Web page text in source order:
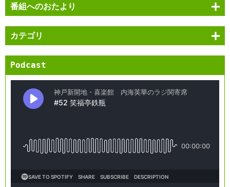
番組へのおたより
カテゴリ
Podcast